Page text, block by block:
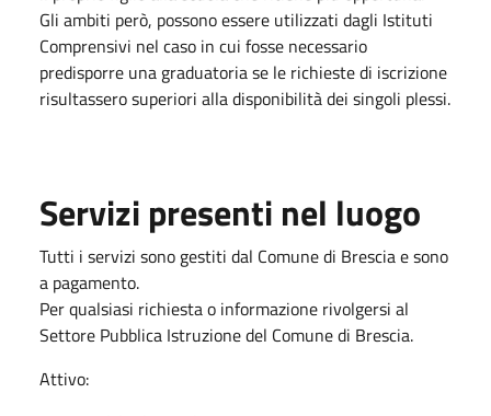
Gli ambiti però, possono essere utilizzati dagli Istituti
Comprensivi nel caso in cui fosse necessario
predisporre una graduatoria se le richieste di iscrizione
risultassero superiori alla disponibilità dei singoli plessi.
Servizi presenti nel luogo
Tutti i servizi sono gestiti dal Comune di Brescia e sono
a pagamento.
Per qualsiasi richiesta o informazione rivolgersi al
Settore Pubblica Istruzione del Comune di Brescia.
Attivo: